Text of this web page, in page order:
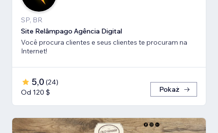
SP, BR
Site Relâmpago Agência Digital
Você procura clientes e seus clientes te procuram na
Internet!
5,0 (24)
Od 120 $
Pokaż